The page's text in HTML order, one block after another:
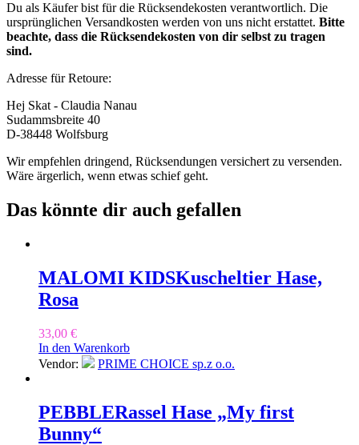
Du als Käufer bist für die Rücksendekosten verantwortlich. Die
ursprünglichen Versandkosten werden von uns nicht erstattet. Bitte
beachte, dass die Rücksendekosten von dir selbst zu tragen
sind.
Adresse für Retoure:
Hej Skat - Claudia Nanau
Sudammsbreite 40
D-38448 Wolfsburg
Wir empfehlen dringend, Rücksendungen versichert zu versenden.
Wäre ärgerlich, wenn etwas schief geht.
Das könnte dir auch gefallen
MALOMI KIDSKuscheltier Hase,
Rosa
33,00 €
In den Warenkorb
Vendor:
PRIME CHOICE sp.z o.o.
PEBBLERassel Hase „My first
Bunny“